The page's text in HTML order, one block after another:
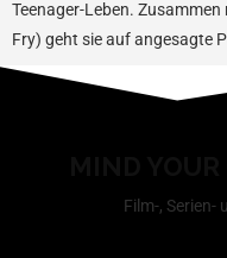
Teenager-Leben.
Fry) geht sie auf angesagte
Film-, Serien-